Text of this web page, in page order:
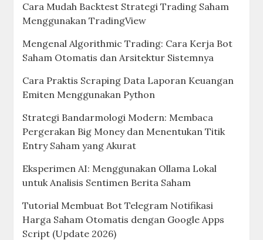
Cara Mudah Backtest Strategi Trading Saham
Menggunakan TradingView
Mengenal Algorithmic Trading: Cara Kerja Bot
Saham Otomatis dan Arsitektur Sistemnya
Cara Praktis Scraping Data Laporan Keuangan
Emiten Menggunakan Python
Strategi Bandarmologi Modern: Membaca
Pergerakan Big Money dan Menentukan Titik
Entry Saham yang Akurat
Eksperimen AI: Menggunakan Ollama Lokal
untuk Analisis Sentimen Berita Saham
Tutorial Membuat Bot Telegram Notifikasi
Harga Saham Otomatis dengan Google Apps
Script (Update 2026)